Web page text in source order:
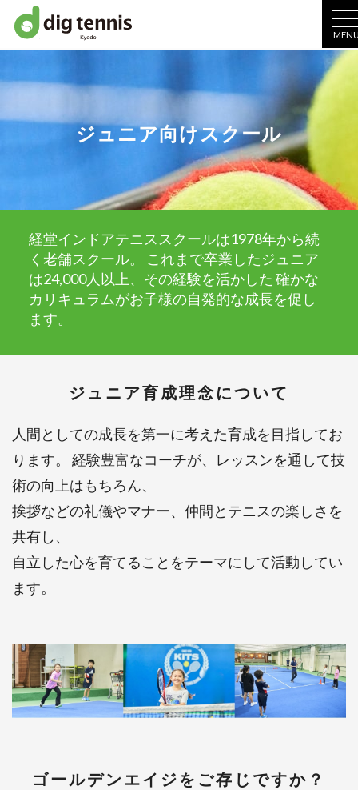
ジュニア向けスクール
経堂インドアテニススクールは1978年から続
く老舗スクール。 これまで卒業したジュニア
は24,000人以上、その経験を活かした 確かな
カリキュラムがお子様の自発的な成長を促し
ます。
ジュニア育成理念について
人間としての成長を第一に考えた育成を目指してお
ります。 経験豊富なコーチが、レッスンを通して技
術の向上はもちろん、
挨拶などの礼儀やマナー、 仲間とテニスの楽しさを
共有し、
自立した心を育てることをテーマにして活動してい
ます。
ゴールデンエイジをご存じですか？